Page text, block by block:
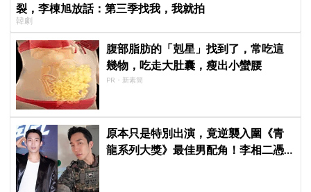
裂，李棟旭放話：第三季找我，我就拍
韓劇
腹部脂肪的「剋星」找到了，常吃這
幾物，吃走大肚囊，瘦出小蠻腰
PR・新素簡
原本只是特別出演，竟逆襲入圍《青
龍系列大獎》最佳男配角！李相二憑